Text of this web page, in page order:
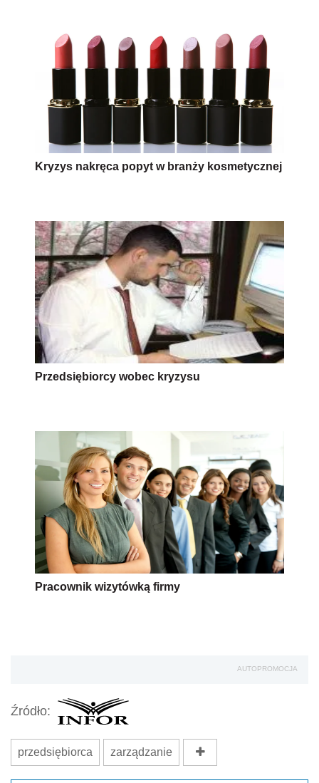
Kryzys nakręca popyt w branży kosmetycznej
Przedsiębiorcy wobec kryzysu
Pracownik wizytówką firmy
AUTOPROMOCJA
Źródło:
przedsiębiorca zarządzanie